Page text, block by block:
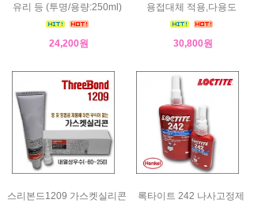
유리 등 (투명/용량:250ml)
24,200원
용접대체 적용,다용도
30,800원
스리본드1209 가스켓실리콘
록타이트 242 나사고정제